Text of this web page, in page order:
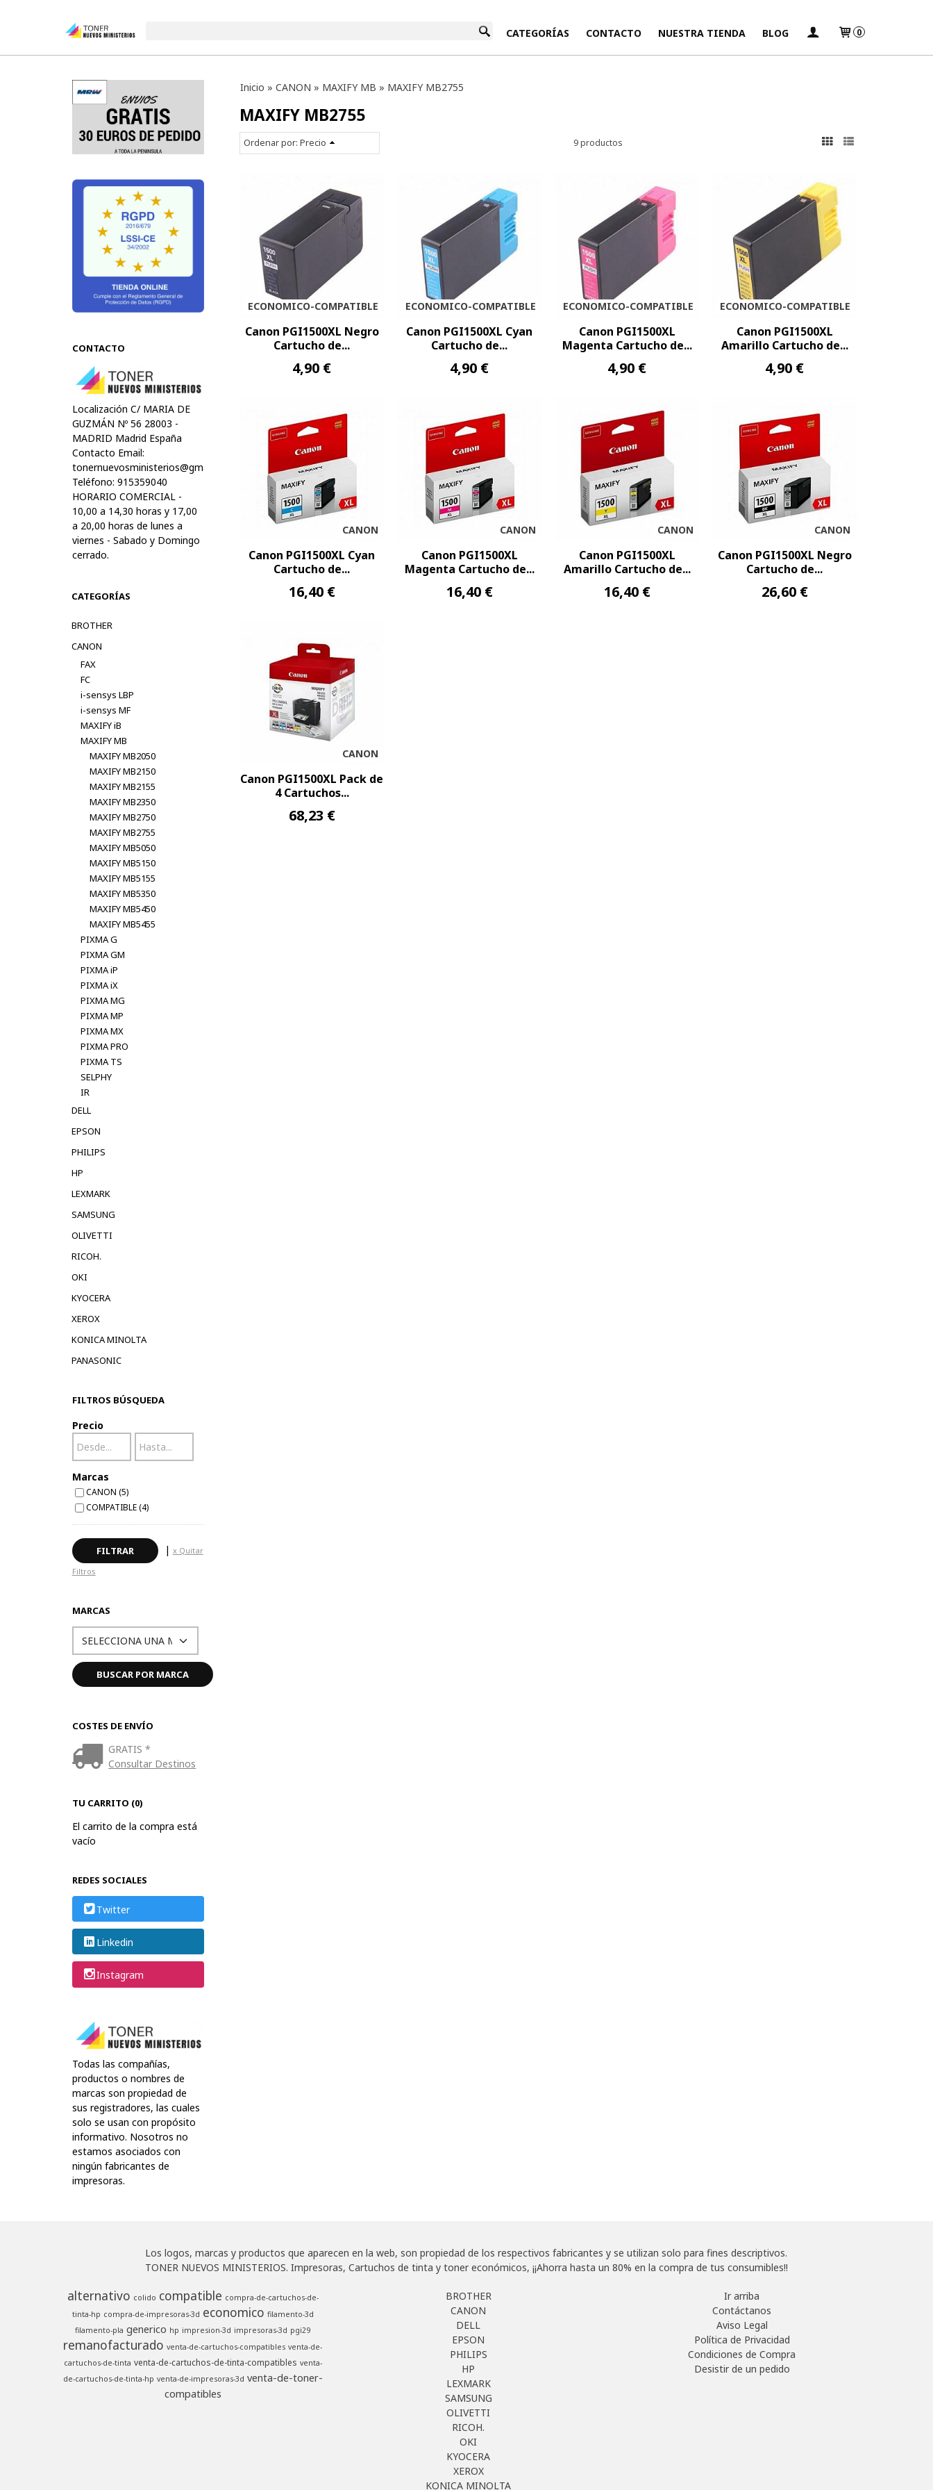
INICIO CATEGORÍAS CONTACTO NUESTRA TIENDA BLOG 0
CONTACTO
Localización C/ MARIA DE
GUZMÁN Nº 56 28003 -
MADRID Madrid España
Contacto Email:
tonernuevosministerios@gmail.com
Teléfono: 915359040
HORARIO COMERCIAL -
10,00 a 14,30 horas y 17,00
a 20,00 horas de lunes a
viernes - Sabado y Domingo
cerrado.
CATEGORÍAS
BROTHER
CANON
FAX
FC
i-sensys LBP
i-sensys MF
MAXIFY iB
MAXIFY MB
MAXIFY MB2050
MAXIFY MB2150
MAXIFY MB2155
MAXIFY MB2350
MAXIFY MB2750
MAXIFY MB2755
MAXIFY MB5050
MAXIFY MB5150
MAXIFY MB5155
MAXIFY MB5350
MAXIFY MB5450
MAXIFY MB5455
PIXMA G
PIXMA GM
PIXMA iP
PIXMA iX
PIXMA MG
PIXMA MP
PIXMA MX
PIXMA PRO
PIXMA TS
SELPHY
IR
DELL
EPSON
PHILIPS
HP
LEXMARK
SAMSUNG
OLIVETTI
RICOH.
OKI
KYOCERA
XEROX
KONICA MINOLTA
PANASONIC
FILTROS BÚSQUEDA
Precio
Marcas
CANON (5)
COMPATIBLE (4)
| x Quitar
Filtros
MARCAS
COSTES DE ENVÍO
GRATIS *
Consultar Destinos
TU CARRITO (0)
El carrito de la compra está
vacío
REDES SOCIALES
Twitter
Linkedin
Instagram
Todas las compañías,
productos o nombres de
marcas son propiedad de
sus registradores, las cuales
solo se usan con propósito
informativo. Nosotros no
estamos asociados con
ningún fabricantes de
impresoras.
Inicio » CANON » MAXIFY MB » MAXIFY MB2755
MAXIFY MB2755
Ordenar por: Precio 9 productos
ECONOMICO-COMPATIBLE
Canon PGI1500XL Negro
Cartucho de...
4,90 €
ECONOMICO-COMPATIBLE
Canon PGI1500XL Cyan
Cartucho de...
4,90 €
ECONOMICO-COMPATIBLE
Canon PGI1500XL
Magenta Cartucho de...
4,90 €
ECONOMICO-COMPATIBLE
Canon PGI1500XL
Amarillo Cartucho de...
4,90 €
CANON
Canon PGI1500XL Cyan
Cartucho de...
16,40 €
CANON
Canon PGI1500XL
Magenta Cartucho de...
16,40 €
CANON
Canon PGI1500XL
Amarillo Cartucho de...
16,40 €
CANON
Canon PGI1500XL Negro
Cartucho de...
26,60 €
CANON
Canon PGI1500XL Pack de
4 Cartuchos...
68,23 €
Los logos, marcas y productos que aparecen en la web, son propiedad de los respectivos fabricantes y se utilizan solo para fines descriptivos.
TONER NUEVOS MINISTERIOS. Impresoras, Cartuchos de tinta y toner económicos, ¡¡Ahorra hasta un 80% en la compra de tus consumibles!!
alternativo colido compatible compra-de-cartuchos-de-
tinta-hp compra-de-impresoras-3d economico filamento-3d
filamento-pla generico hp impresion-3d impresoras-3d pgi29
remanofacturado venta-de-cartuchos-compatibles venta-de-
cartuchos-de-tinta venta-de-cartuchos-de-tinta-compatibles venta-
de-cartuchos-de-tinta-hp venta-de-impresoras-3d venta-de-toner-
compatibles
BROTHER
CANON
DELL
EPSON
PHILIPS
HP
LEXMARK
SAMSUNG
OLIVETTI
RICOH.
OKI
KYOCERA
XEROX
KONICA MINOLTA
Ir arriba
Contáctanos
Aviso Legal
Política de Privacidad
Condiciones de Compra
Desistir de un pedido